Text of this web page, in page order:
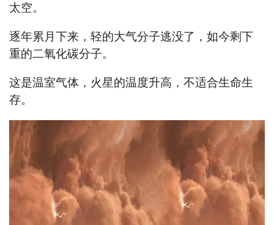
太空。
逐年累月下来，轻的大气分子逃没了，如今剩下
重的二氧化碳分子。
这是温室气体，火星的温度升高，不适合生命生
存。